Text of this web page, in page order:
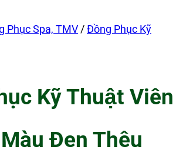
Phục Spa, TMV /Đồng Phục Kỹ
Kỹ Thuật Viên
Đen Thêu